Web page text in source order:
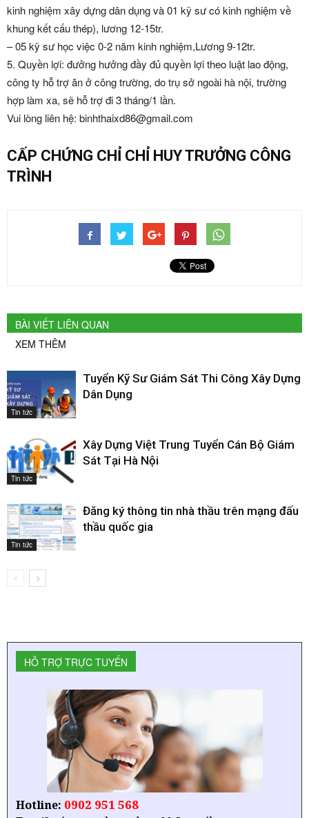
kinh nghiệm xây dựng dân dụng và 01 kỹ sư có kinh nghiệm về
khung kết cấu thép), lương 12-15tr.
– 05 kỹ sư học việc 0-2 năm kinh nghiệm,Lương 9-12tr.
5. Quyền lợi: đưởng hưởng đầy đủ quyền lợi theo luật lao động,
công ty hỗ trợ ăn ở công trường, do trụ sở ngoài hà nội, trường
hợp làm xa, sẽ hỗ trợ đi 3 tháng/1 lần.
Vui lòng liên hệ: binhthaixd86@gmail.com
CẤP CHỨNG CHỈ CHỈ HUY TRƯỞNG CÔNG
TRÌNH
BÀI VIẾT LIÊN QUAN
XEM THÊM
Tin tức
Tuyển Kỹ Sư Giám Sát Thi Công Xây Dựng
Dân Dụng
Tin tức
Xây Dựng Việt Trung Tuyển Cán Bộ Giám
Sát Tại Hà Nội
Tin tức
Đăng ký thông tin nhà thầu trên mạng đấu
thầu quốc gia
HỖ TRỢ TRỰC TUYẾN
Hotline: 0902 951 568